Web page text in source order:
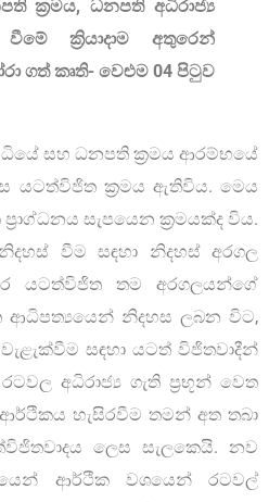
ක්‍රමය, ධනපති අධිරාජ්‍ය
ක්‍රියාදාම අතුරෙන්
ගත් කෘති- වෙළුම 04 පිටුව
සහ ධනපති ක්‍රමය ආරම්භයේ
යටත්විජිත ක්‍රමය ඇතිවිය. මෙය
සැපයෙන ක්‍රමයක්ද විය.
වීම සඳහා නිදහස් අරගල
යටත්විජිත තම අරගලයන්ගේ
ආධිපත්‍යයෙන් නිදහස ලබන විට,
සඳහා යටත් විජිතවාදීන්
අධිරාජ්‍ය ගැති ප‍්‍රභූන් වෙත
හැසිරවීම තමන් අත තබා
ලෙස සැලකෙයි. නව
ආර්ථික වශයෙන් රටවල්